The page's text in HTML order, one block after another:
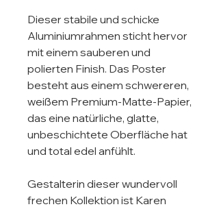
Dieser stabile und schicke
Aluminiumrahmen sticht hervor
mit einem sauberen und
polierten Finish. Das Poster
besteht aus einem schwereren,
weißem Premium-Matte-Papier,
das eine natürliche, glatte,
unbeschichtete Oberfläche hat
und total edel anfühlt.
Gestalterin dieser wundervoll
frechen Kollektion ist Karen